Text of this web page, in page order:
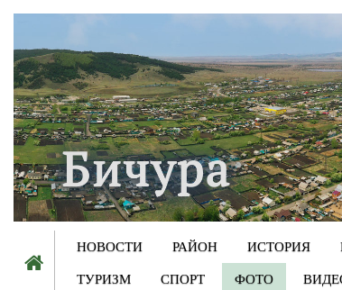
НОВОСТИ РАЙОН ИСТОРИЯ
ТУРИЗМ СПОРТ ФОТО